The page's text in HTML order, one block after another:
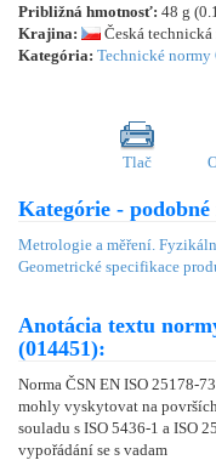
Približná hmotnosť: 48 g
Krajina:
Česká technická
Kategória: Technické normy
Tlač
Kategórie -
Metrologie a měření.
Geometrické specifikace
Anotácia textu
(014451):
Norma ČSN EN ISO 25178-
mohly vyskytovat na
souladu s ISO 5436-1 a ISO
vypořádání se s vadam